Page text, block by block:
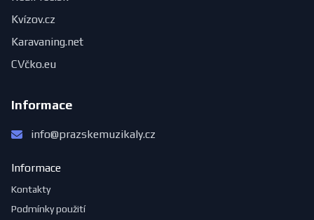
Kvízov.cz
Karavaning.net
CVčko.eu
Informace
info@prazskemuzikaly.cz
Informace
Kontakty
Podmínky použití